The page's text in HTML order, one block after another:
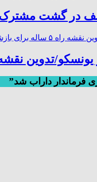
در گشت
۵ ساله برای بازشناسی هویت